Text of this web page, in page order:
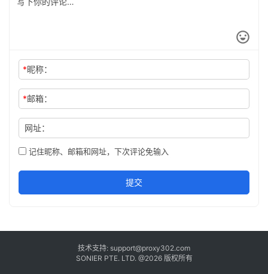
*昵称：
*邮箱：
网址：
记住昵称、邮箱和网址，下次评论免输入
提交
技术支持: support@proxy302.com
SONIER PTE. LTD. @2026 版权所有